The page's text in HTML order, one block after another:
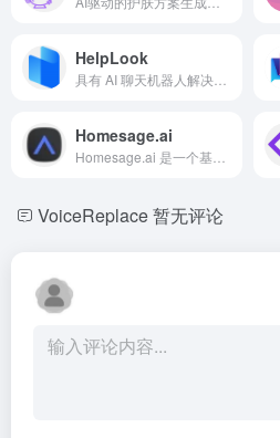
HelpLook
Homesage.ai
VoiceReplace暂无评论